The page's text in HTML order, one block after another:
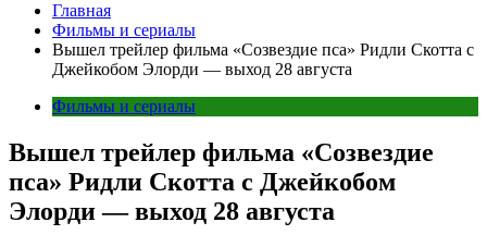
Главная
Фильмы и сериалы
Вышел трейлер фильма «Созвездие пса» Ридли Скотта с
Джейкобом Элорди — выход 28 августа
Фильмы и сериалы
Вышел трейлер фильма «Созвездие
пса» Ридли Скотта с Джейкобом
Элорди — выход 28 августа